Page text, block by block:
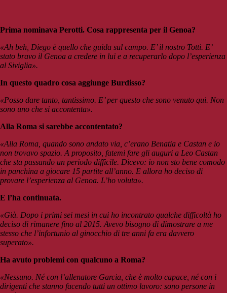
Prima nominava Perotti. Cosa rappresenta per il Genoa?
«Ah beh, Diego è quello che guida sul campo. E’ il nostro Totti. E’
stato bravo il Genoa a credere in lui e a recuperarlo dopo l’esperienza
al Siviglia».
In questo quadro cosa aggiunge Burdisso?
«Posso dare tanto, tantissimo. E’ per questo che sono venuto qui. Non
sono uno che si accontenta».
Alla Roma si sarebbe accontentato?
«Alla Roma, quando sono andato via, c’erano Benatia e Castan e io
non trovavo spazio. A proposito, fatemi fare gli auguri a Leo Castan
che sta passando un periodo difficile. Dicevo: io non sto bene comodo
in panchina a giocare 15 partite all’anno. E allora ho deciso di
provare l’esperienza al Genoa. L’ho voluta».
E l’ha continuata.
«Già. Dopo i primi sei mesi in cui ho incontrato qualche difficoltà ho
deciso di rimanere fino al 2015. Avevo bisogno di dimostrare a me
stesso che l’infortunio al ginocchio di tre anni fa era davvero
superato».
Ha avuto problemi con qualcuno a Roma?
«Nessuno. Né con l’allenatore Garcia, che è molto capace, né con i
dirigenti che stanno facendo tutti un ottimo lavoro: sono persone in